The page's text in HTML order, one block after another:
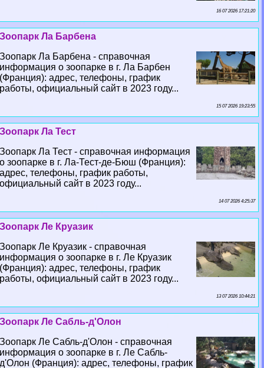
16 07 2026 17:21:20
Зоопарк Ла Барбена
Зоопарк Ла Барбена - справочная
информация о зоопарке в г. Ла Барбен
(Франция): адрес, телефоны, график
работы, официальный сайт в 2023 году...
15 07 2026 19:23:55
Зоопарк Ла Тест
Зоопарк Ла Тест - справочная информация
о зоопарке в г. Ла-Тест-де-Бюш (Франция):
адрес, телефоны, график работы,
официальный сайт в 2023 году...
14 07 2026 4:25:37
Зоопарк Ле Круазик
Зоопарк Ле Круазик - справочная
информация о зоопарке в г. Ле Круазик
(Франция): адрес, телефоны, график
работы, официальный сайт в 2023 году...
13 07 2026 10:44:21
Зоопарк Ле Сабль-д'Олон
Зоопарк Ле Сабль-д'Олон - справочная
информация о зоопарке в г. Ле Сабль-
д'Олон (Франция): адрес, телефоны, график